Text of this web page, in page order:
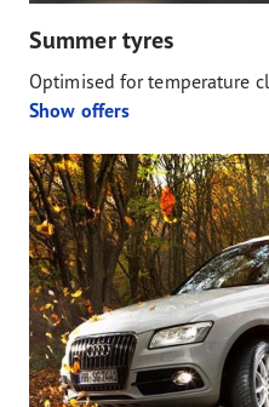
Summer tyres
Optimised for temperature
Show offers